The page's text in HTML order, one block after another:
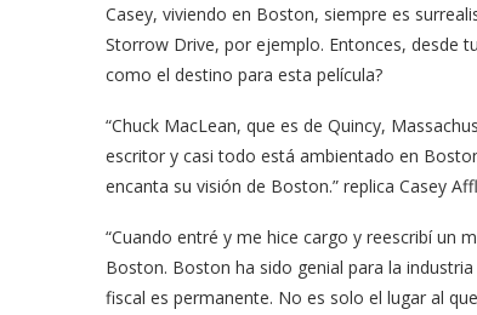
Casey, viviendo en Boston, siempre es
Storrow Drive, por ejemplo. Entonces, desde
como el destino para esta película?
“Chuck MacLean, que es de Quincy,
escritor y casi todo está ambientado en
encanta su visión de Boston.” replica Casey
“Cuando entré y me hice cargo y reescribí un
Boston. Boston ha sido genial para la
fiscal es permanente. No es solo el lugar al